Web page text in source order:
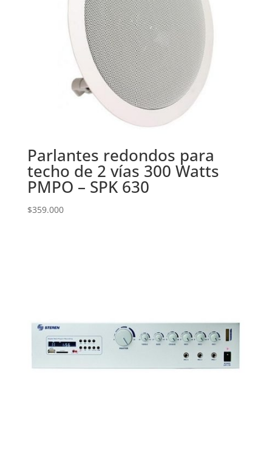
Parlantes redondos para
techo de 2 vías 300 Watts
PMPO – SPK 630
$359.000